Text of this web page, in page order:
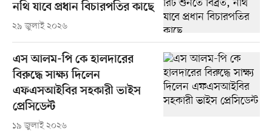
নথি যাবে প্রধান বিচারপতির কাছে
২৯ জুলাই ২০২৬
এস আলম-পি কে হালদারের
বিরুদ্ধে সাক্ষ্য দিলেন
এফএসআইবির সহকারী ভাইস
প্রেসিডেন্ট
১৯ জুলাই ২০২৬